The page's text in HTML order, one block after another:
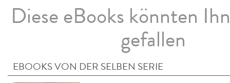
Diese eBooks könnten
gefallen
EBOOKS VON DER SELBEN SERIE